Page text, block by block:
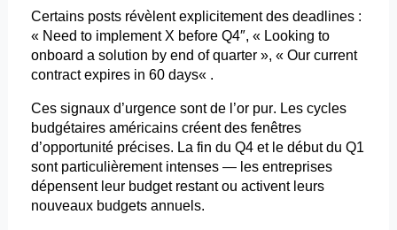
Certains postsrévèlent explicitement des deadlines :
« Need to implementX beforeQ4″, « Looking to
onboard a solution by end of quarter », « Our current
contractexpires in 60 days« .
Ces signaux d’urgence sont de l’or pur. Les cycles
budgétaires américains créent des fenêtres
d’opportunité précises. La fin du Q4 et le début du Q1
sont particulièrement intenses — les entreprises
dépensent leur budget restant ou activent leurs
nouveaux budgets annuels.